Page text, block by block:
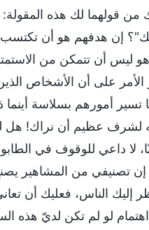
قولهما لك هذه المقولة:
إن هدفهم هو أن
ليس أن تتمكن من
على أن الأشخاص الذين
أمورهم بسلاسة أينما
لشرف عظيم أن نراك! هل
لا داعي للوقوف في
إن تصنيفي من المشاهير
الناس، فعليك أن تعاني
لو لم تكن لديّ هذه